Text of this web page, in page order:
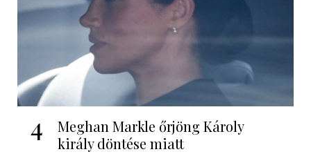
4
Meghan Markle őrjöng Károly
király döntése miatt